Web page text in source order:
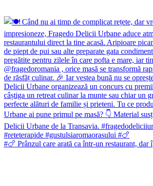
#🍗 Prânzul care arată ca într-un restaurant, dar î